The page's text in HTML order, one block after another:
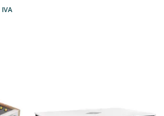
IVA